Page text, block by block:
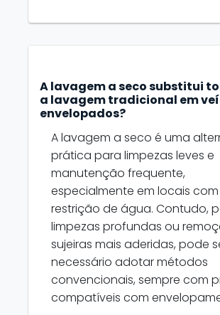
A lavagem a seco substitui
a lavagem tradicional em
envelopados?
A lavagem a seco é uma
prática para limpezas leves e
manutenção frequente,
especialmente em locais com
restrição de água. Contudo,
limpezas profundas ou
sujeiras mais aderidas, pode
necessário adotar métodos
convencionais, sempre com
compatíveis com